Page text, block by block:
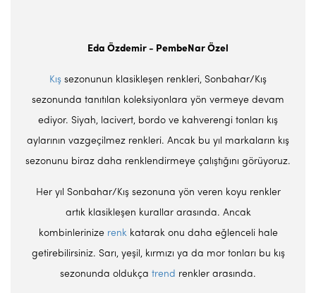
Eda Özdemir - PembeNar Özel
Kış sezonunun klasikleşen renkleri, Sonbahar/Kış
sezonunda tanıtılan koleksiyonlara yön vermeye devam
ediyor. Siyah, lacivert, bordo ve kahverengi tonları kış
aylarının vazgeçilmez renkleri. Ancak bu yıl markaların kış
sezonunu biraz daha renklendirmeye çalıştığını görüyoruz.
Her yıl Sonbahar/Kış sezonuna yön veren koyu renkler
artık klasikleşen kurallar arasında. Ancak
kombinlerinize renkkatarak onu daha eğlenceli hale
getirebilirsiniz. Sarı, yeşil, kırmızı ya da mor tonları bu kış
sezonunda oldukça trend renkler arasında.